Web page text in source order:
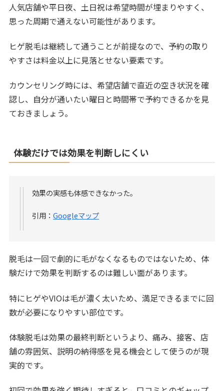
人気店舗や平日夜、土日祝は希望時間が埋まりやすく、
思った周期で通えない可能性があります。
ヒゲ脱毛は継続して通うことが前提なので、予約の取り
やすさは料金以上に見落とせない要素です。
カウンセリング時には、希望店舗で直近の空き状況を確
認し、自分が通いたい曜日と時間帯で予約できるかを見
ておきましょう。
体験だけでは効果を判断しにくい
効果の実感も体感できなかった。
引用：Googleマップ
脱毛は一回で劇的に毛がなくなるものではないため、体
験だけで効果を判断するのは難しい面があります。
特にヒゲやVIOは毛が濃く太いため、満足できるまでに回
数が必要になりやすい部位です。
体験脱毛は効果の最終判断というより、痛み、接客、店
舗の雰囲気、説明の納得感を見る機会として使うのが現
実的です。